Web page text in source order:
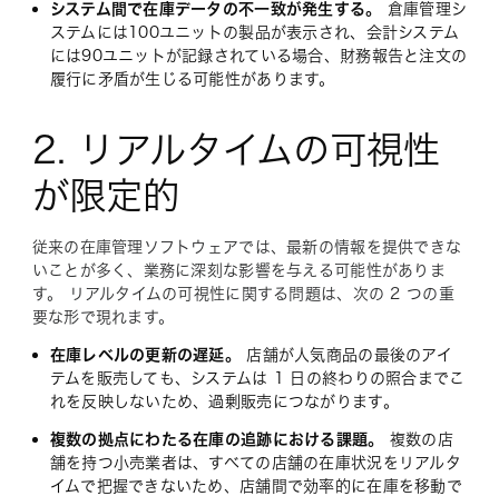
システム間で在庫データの不一致が発生する。
倉庫管理シ
ステムには100ユニットの製品が表示され、会計システム
には90ユニットが記録されている場合、財務報告と注文の
履行に矛盾が生じる可能性があります。
2. リアルタイムの可視性
が限定的
従来の在庫管理ソフトウェアでは、最新の情報を提供できな
いことが多く、業務に深刻な影響を与える可能性がありま
す。 リアルタイムの可視性に関する問題は、次の 2 つの重
要な形で現れます。
在庫レベルの更新の遅延。
店舗が人気商品の最後のアイ
テムを販売しても、システムは 1 日の終わりの照合までこ
れを反映しないため、過剰販売につながります。
複数の拠点にわたる在庫の追跡における課題。
複数の店
舗を持つ小売業者は、すべての店舗の在庫状況をリアルタ
イムで把握できないため、店舗間で効率的に在庫を移動で